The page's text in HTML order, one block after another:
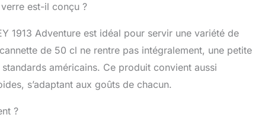
est-il conçu ?
1913 Adventure est idéal pour servir une variété de
de 50 cl ne rentre pas intégralement, une petite
américains. Ce produit convient aussi
s’adaptant aux goûts de chacun.
?